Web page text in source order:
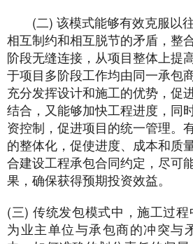
(二) 该模式能够有效克服以
相互制约和相互脱节的矛盾，整
阶段无缝连接，从项目整体上提
于项目多阶段工作均由同一承包
充分发挥设计和施工的优势，促
结合，又能够加快工程进度，同
资控制，促进项目的统一管理。
的整体化，促使进度、成本和质
合建设工程承包合同约定，尽可
果，确保获得预期投资效益。
(三) 传统发包模式中，施工过
为业主单位与承包商的冲突与